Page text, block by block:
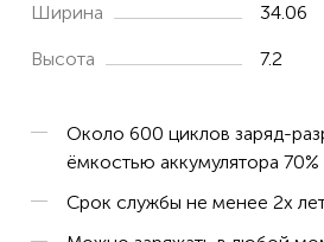
Ширина 34.06
Высота 7.2
Около 600 циклов заряд-
ёмкостью аккумулятора 70%
Срок службы не менее 2х